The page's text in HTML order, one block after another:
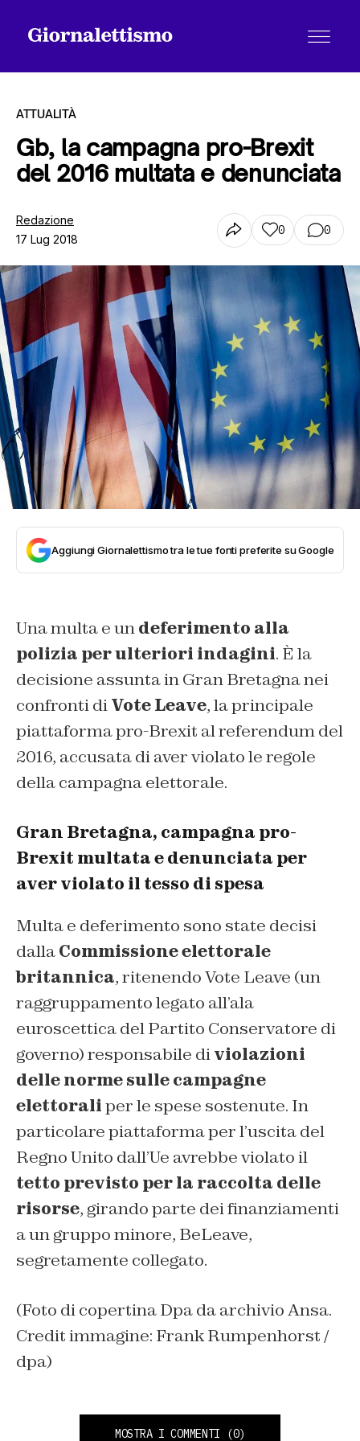
Tutti gli articoli
Chi siamo
Contatti
ATTUALITÀ
Gb, la campagna pro-Brexit
del 2016 multata e denunciata
Redazione
17 Lug 2018
0 0
Aggiungi Giornalettismo tra le tue fonti preferite su Google
Una multa e undeferimento alla
polizia per ulteriori indagini. È la
decisione assunta in Gran Bretagna nei
confronti diVote Leave, la principale
piattaforma pro-Brexit al referendum del
2016, accusata di aver violato le regole
della campagna elettorale.
Gran Bretagna, campagna pro-
Brexit multata e denunciata per
aver violato il tesso di spesa
Multa e deferimento sono state decisi
dallaCommissione elettorale
britannica, ritenendo Vote Leave (un
raggruppamento legato all’ala
euroscettica del Partito Conservatore di
governo) responsabile diviolazioni
delle norme sulle campagne
elettoraliper le spese sostenute. In
particolare piattaforma per l’uscita del
Regno Unito dall’Ue avrebbe violato il
tetto previsto per la raccolta delle
risorse, girando parte dei finanziamenti
a un gruppo minore, BeLeave,
segretamente collegato.
(Foto di copertina Dpa da archivio Ansa.
Credit immagine: Frank Rumpenhorst /
dpa)
MOSTRA I COMMENTI (0)